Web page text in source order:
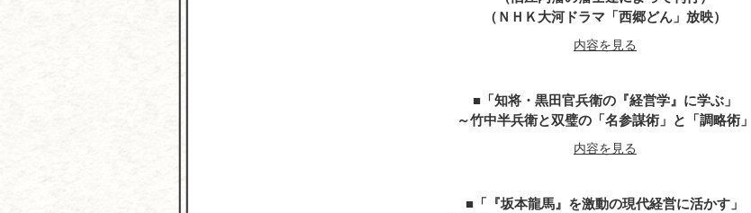
（ＮＨＫ大河ドラマ「西郷どん」放映）
内容を見る
「知将・黒田官兵衛の『経営学』に学ぶ」
～竹中半兵衛と双璧の「名参謀術」と「調略術」
内容を見る
「『坂本龍馬』を激動の現代経営に活かす」